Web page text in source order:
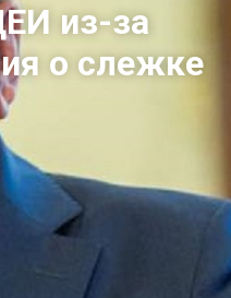
из-за
о слежке